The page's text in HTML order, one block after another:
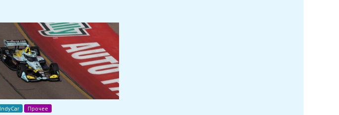
IndyCar Прочее